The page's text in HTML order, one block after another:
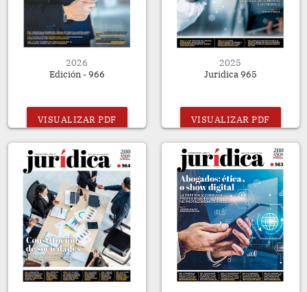
2026
Edición - 966
VISUALIZAR PDF
2025
Juridica 965
VISUALIZAR PDF